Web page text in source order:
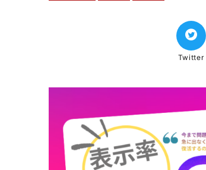
Twitter